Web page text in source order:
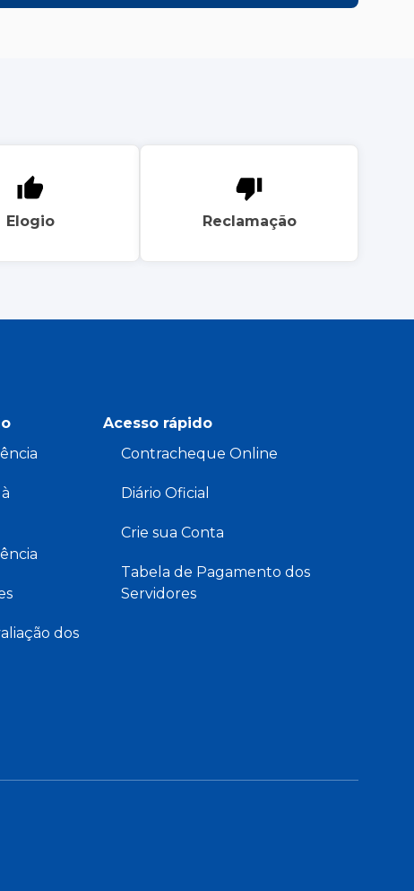
Elogio Reclamação
dos
Acesso rápido
Contracheque Online
Diário Oficial
Crie sua Conta
Tabela de Pagamento dos
Servidores